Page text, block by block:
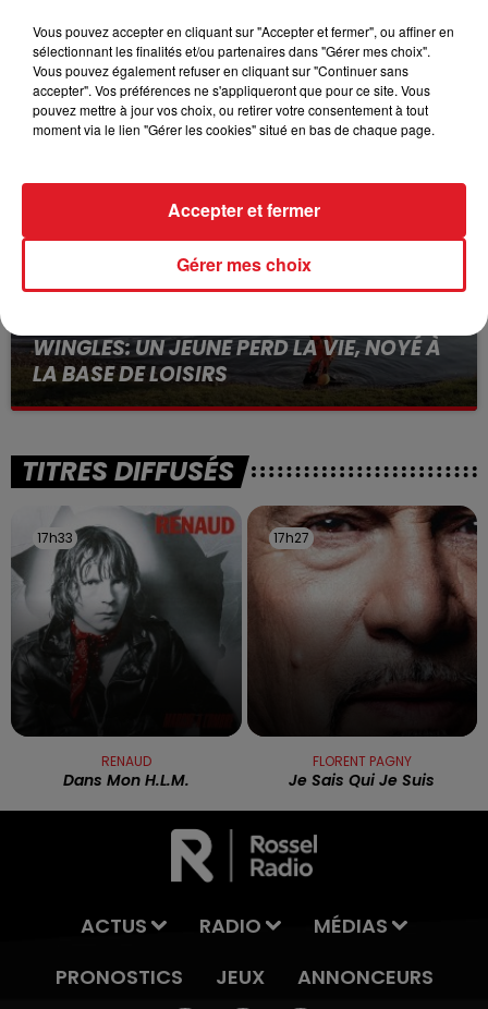
15 juillet 2026
BÉTHUNE: ENQUÊTE POUR HOMICIDE
VOLONTAIRE EN COURS, APRÈS LA...
Selon les premiers éléments, le logement servait
WINGLES: UN JEUNE PERD LA VIE, NOYÉ À
LA BASE DE LOISIRS
La victime a coulé à pic
TITRES DIFFUSÉS
17h33
17h33
RENAUD
Dans Mon H.l.m.
17h27
17h27
FLORENT PAGNY
Je Sais Qui Je Suis
ACTUS RADIO
MÉDIAS
PRONOSTICS
JEUX ANNONCEURS
Vous pouvez accepter en cliquant sur "Accepter et fermer", ou affiner en
sélectionnant les finalités et/ou partenaires dans "Gérer mes choix".
Vous pouvez également refuser en cliquant sur "Continuer sans
accepter". Vos préférences ne s'appliqueront que pour ce site. Vous
pouvez mettre à jour vos choix, ou retirer votre consentement à tout
moment via le lien "Gérer les cookies" situé en bas de chaque page.
Gérer mes choix
Accepter et fermer